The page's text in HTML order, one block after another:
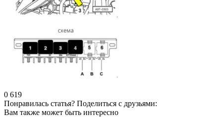
0 619
Понравилась статья? Поделиться с друзьями:
Вам также может быть интересно